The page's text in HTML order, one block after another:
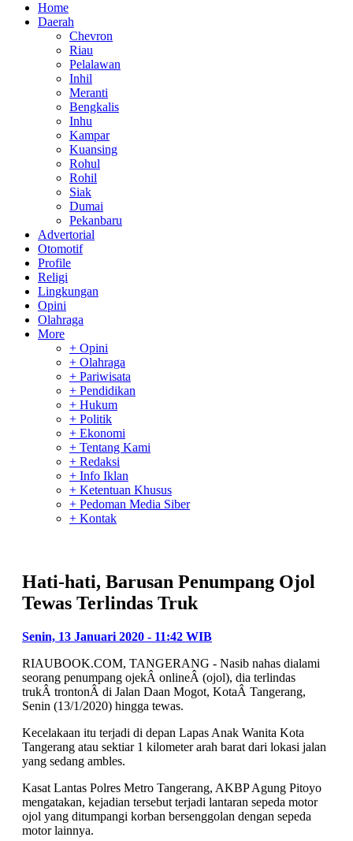
Home
Daerah
Chevron
Riau
Pelalawan
Inhil
Meranti
Bengkalis
Inhu
Kampar
Kuansing
Rohul
Rohil
Siak
Dumai
Pekanbaru
Advertorial
Otomotif
Profile
Religi
Lingkungan
Opini
Olahraga
More
+ Opini
+ Olahraga
+ Pariwisata
+ Pendidikan
+ Hukum
+ Politik
+ Ekonomi
+ Tentang Kami
+ Redaksi
+ Info Iklan
+ Ketentuan Khusus
+ Pedoman Media Siber
+ Kontak
Hati-hati, Barusan Penumpang Ojol
Tewas Terlindas Truk
Senin, 13 Januari 2020 - 11:42 WIB
RIAUBOOK.COM, TANGERANG - Nasib nahas dialami
seorang penumpang ojekÂ onlineÂ (ojol), dia terlindas
trukÂ trontonÂ di Jalan Daan Mogot, KotaÂ Tangerang,
Senin (13/1/2020) hingga tewas.
Kecelakaan itu terjadi di depan Lapas Anak Wanita Kota
Tangerang atau sektiar 1 kilometer arah barat dari lokasi jalan
yang sedang ambles.
Kasat Lantas Polres Metro Tangerang, AKBP Agung Pitoyo
mengatakan, kejadian tersebut terjadi lantaran sepeda motor
ojol yang ditumpangi korban bersenggolan dengan sepeda
motor lainnya.